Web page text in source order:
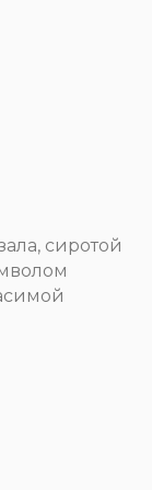
сиротой